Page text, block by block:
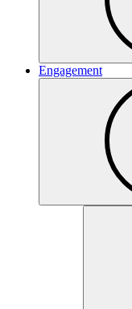
Engagement